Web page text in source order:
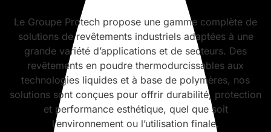
Le Groupe Protech propose une gamme complète de
solutions de revêtements industriels adaptées à une
grande variété d’applications et de secteurs. Des
revêtements en poudre thermodurcissables aux
technologies liquides et à base de polymères, nos
solutions sont conçues pour offrir durabilité, protection
et performance esthétique, quel que soit
l’environnement ou l’utilisation finale.